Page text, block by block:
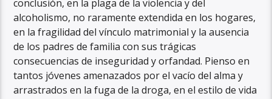
conclusión, en la plaga de la violencia y del
alcoholismo, no raramente extendida en los hogares,
en la fragilidad del vínculo matrimonial y la ausencia
de los padres de familia con sus trágicas
consecuencias de inseguridad y orfandad. Pienso en
tantos jóvenes amenazados por el vacío del alma y
arrastrados en la fuga de la droga, en el estilo de vida